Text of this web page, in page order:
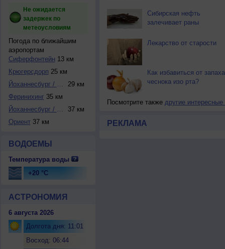
Не ожидается
задержек по
метеоусловиям
Погода по ближайшим
аэропортам
Сиферфонтейн 13 км
Крюгерсдорп 25 км
Йоханнесбург / Ра...
29 км
Феринихинг 35 км
Йоханнесбург / Ла...
37 км
Ориент37 км
ВОДОЕМЫ
Температура воды
+20 °C
АСТРОНОМИЯ
6 августа 2026
Долгота дня: 11:01
Восход: 06:44
Сибирская нефть
залечивает раны
Лекарство от старости
Как избавиться от запаха
чеснока изо рта?
Посмотрите также другие интересные
РЕКЛАМА